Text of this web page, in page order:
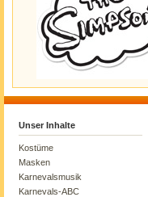
Unser Inhalte
Kostüme
Masken
Karnevalsmusik
Karnevals-ABC